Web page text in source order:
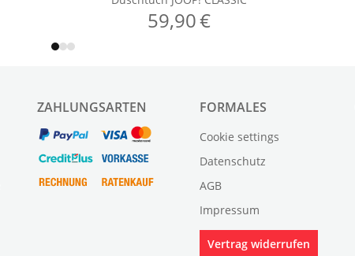
ZAHLUNGSARTEN FORMALES
Cookie settings
Datenschutz
AGB
Impressum
Vertrag widerrufen